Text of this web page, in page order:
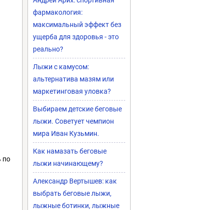
по
фармакология:
максимальный эффект без
ущерба для здоровья - это
реально?
Лыжи с камусом:
альтернатива мазям или
маркетинговая уловка?
Выбираем детские беговые
лыжи. Советует чемпион
мира Иван Кузьмин.
Как намазать беговые
лыжи начинающему?
Александр Вертышев: как
выбрать беговые лыжи,
лыжные ботинки, лыжные